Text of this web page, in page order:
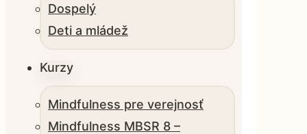
Dospelý
Deti a mládež
Kurzy
Mindfulness pre verejnosť
Mindfulness MBSR 8 –